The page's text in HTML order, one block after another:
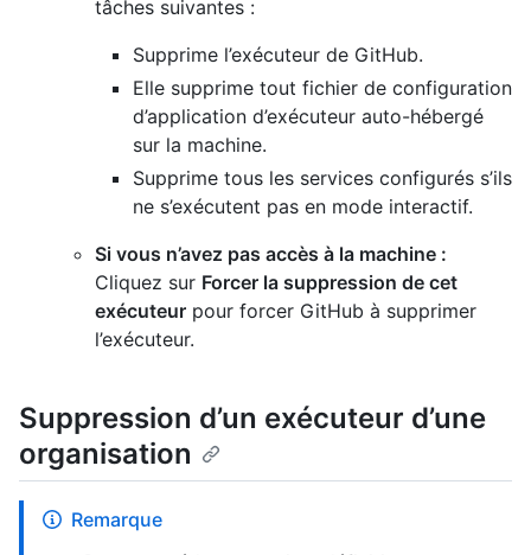
tâches suivantes :
Supprime l’exécuteur de GitHub.
Elle supprime tout fichier de configuration
d’application d’exécuteur auto-hébergé
sur la machine.
Supprime tous les services configurés s’ils
ne s’exécutent pas en mode interactif.
Si vous n’avez pas accès à la machine :
Cliquez sur Forcer la suppression de cet
exécuteur pour forcer GitHub à supprimer
l’exécuteur.
Suppression d’un exécuteur d’une
organisation
Remarque